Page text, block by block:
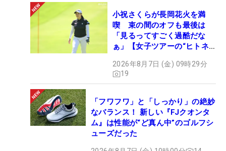
小祝さくらが長岡花火を満
喫 束の間のオフも最後は
「見るってすごく過酷だな
ぁ」【女子ツアーの“ヒトネ
2026年8月7日 (金) 09時29分
19
「フワフワ」と「しっかり」の絶妙
なバランス！ 新しい『FJクオンタ
ム』は性能が“ど真ん中”のゴルフシ
ューズだった